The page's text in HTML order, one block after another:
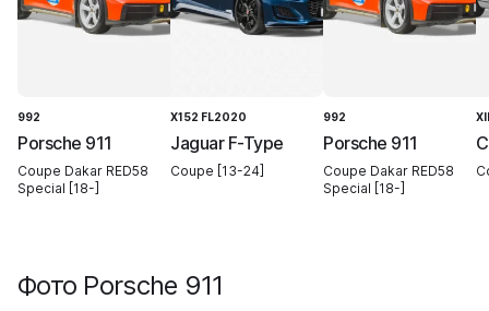
992
Porsche 911
Coupe Dakar RED58
Special [18-]
X152 FL2020
Jaguar F-Type
Coupe [13-24]
992
Porsche 911
Coupe Dakar RED58
Special [18-]
XII
Фото Porsche 911